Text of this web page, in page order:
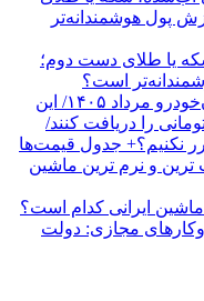
پول هوشمندانه‌تر
یا طلای دست دوم؛
است؟
ثبت‌نام ایران‌خودرو مرداد ۱۴۰۵/ این
سود ا ۵۳۰ میلیون تومانی را دریافت کنند/
نکنیم؟+ جدول قیمت‌ها
ترین و نرم ترین ماشین
ایرانی کدام است؟
مجازی: دولت